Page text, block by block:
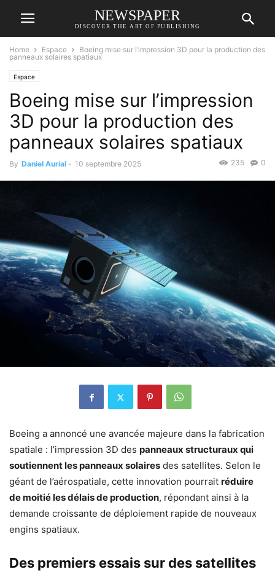
NEWSPAPER
DISCOVER THE ART OF PUBLISHING
Home Espace
Boeing mise sur l’impression 3D pour la production des
panneaux solaires spatiaux
Espace
Boeing mise sur l’impression
3D pour la production des
panneaux solaires spatiaux
By Daniel Aurial - 10 septembre 2025 0
235
Boeing a annoncé une avancée majeure dans la fabrication
spatiale : l’impression 3D des panneaux structuraux qui
soutiennent les panneaux solaires des satellites. Selon le
géant de l’aérospatiale, cette innovation pourrait réduire
de moitié les délais de production, répondant ainsi à la
demande croissante de déploiement rapide de nouveaux
engins spatiaux.
Des premiers essais sur des satellites